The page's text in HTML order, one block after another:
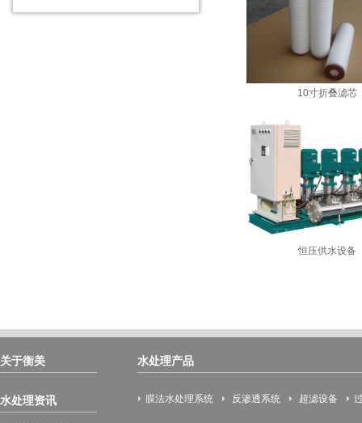
10寸折叠滤芯
恒压供水设备
关于衡美
水处理资讯
水处理产品
膜法水处理系统 反渗透系统 超滤设备